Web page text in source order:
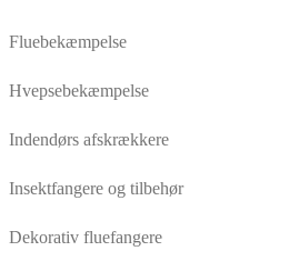
Fluebekæmpelse
Hvepsebekæmpelse
Indendørs afskrækkere
Insektfangere og tilbehør
Dekorativ fluefangere